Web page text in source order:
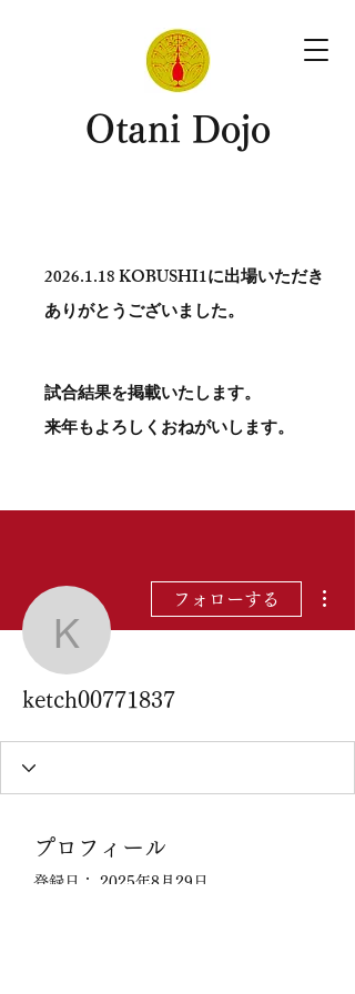
​Otani Dojo
2026.1.18KOBUSHI1に出場いただき
ありがとう​ございました。
試合結果を掲載いたします。
​来年もよろしくおねがいします。
ketch00771837
フォローする
ketch00771837
プロフィール
登録日： 2025年8月29日